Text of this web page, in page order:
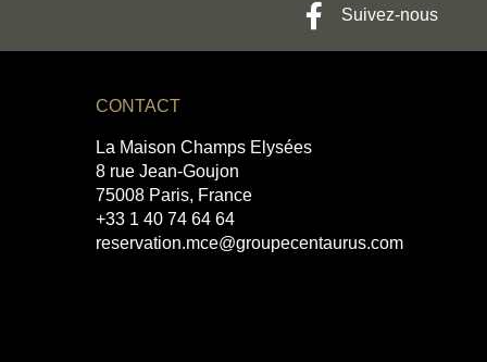
Suivez-nous
CONTACT
La Maison Champs Elysées
8 rue Jean-Goujon
75008 Paris, France
+33 1 40 74 64 64
reservation.mce@groupecentaurus.com